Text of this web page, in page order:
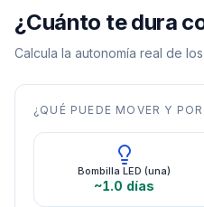
¿Cuánto te dura
Calcula la autonomía real de los
¿QUÉ PUEDE MOVER Y
Bombilla LED (una)
~1.0 días